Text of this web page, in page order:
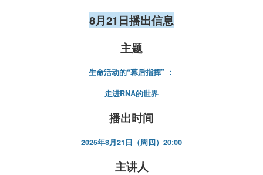
8月21日播出信息
主题
生命活动的“幕后指挥” ：
走进RNA的世界
播出时间
2025年8月21日（周四） 20:00
主讲人